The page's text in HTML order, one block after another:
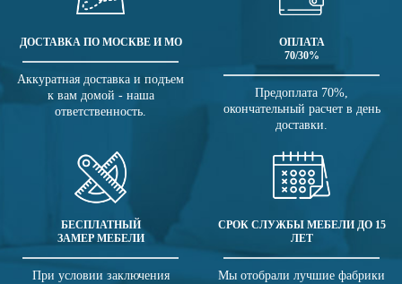
ДОСТАВКА ПО МОСКВЕ И МО
Аккуратная доставка и подъем
к вам домой - наша
ответственность.
ОПЛАТА
70/30%
Предоплата 70%,
окончательный расчет в день
доставки.
БЕСПЛАТНЫЙ
ЗАМЕР МЕБЕЛИ
При условии заключения
СРОК СЛУЖБЫ МЕБЕЛИ ДО 15
ЛЕТ
Мы отобрали лучшие фабрики